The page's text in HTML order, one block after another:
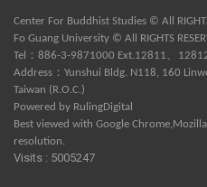
Center For Buddhist Studies © All RIGHTS
Fo Guang University © All RIGHTS
Tel：886-3-9871000 Ext.12811、12812
Address：Yunshui Bldg. N118, 160
Taiwan (R.O.C.)
Powered by RulingDigital
Best viewed with Google
resolution.
Visits : 5005247